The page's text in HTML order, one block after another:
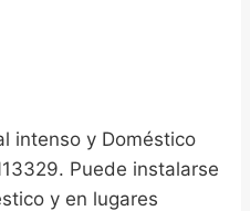
intenso y Doméstico
Puede instalarse
y en lugares